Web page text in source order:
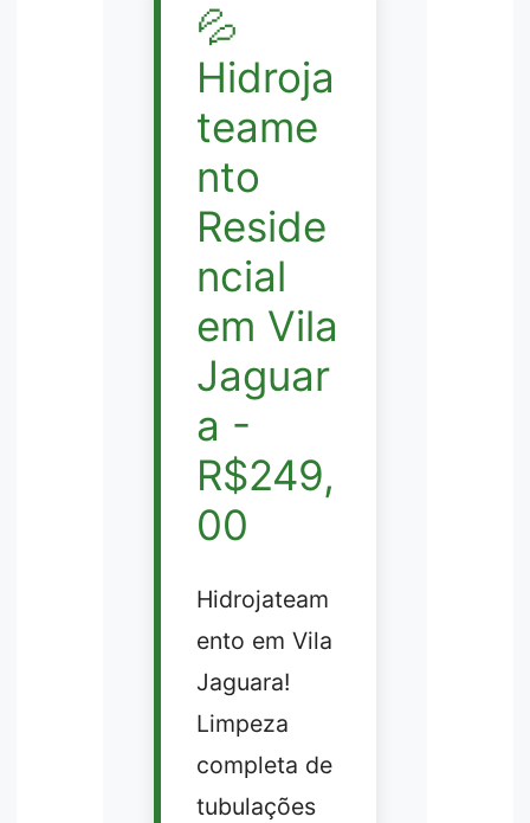
💦
Hidroja
teame
nto
Reside
ncial
em Vila
Jaguar
a -
R$249,
00
Hidrojateam
ento em Vila
Jaguara!
Limpeza
completa de
tubulações